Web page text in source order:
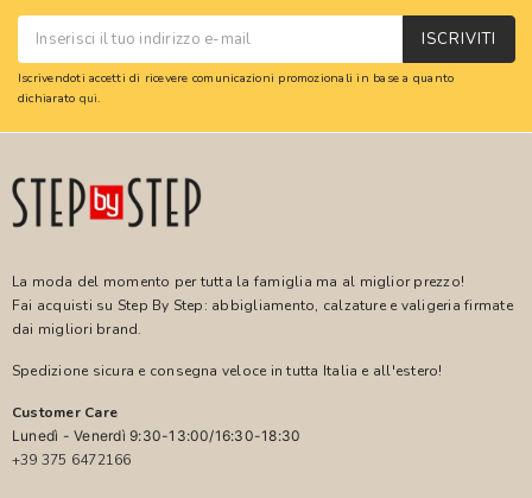
ISCRIVITI
Iscrivendoti accetti di ricevere comunicazioni promozionali in base a quanto
dichiarato qui.
La moda del momento per tutta la famiglia ma al miglior prezzo!
Fai acquisti su Step By Step: abbigliamento, calzature e valigeria firmate
dai migliori brand.
Spedizione sicura e consegna veloce in tutta Italia e all'estero!
Customer Care
Lunedì - Venerdì 9:30-13:00/16:30-18:30
+39 375 6472166